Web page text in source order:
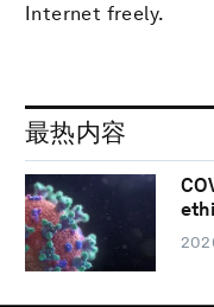
Internet freely.
最热内容